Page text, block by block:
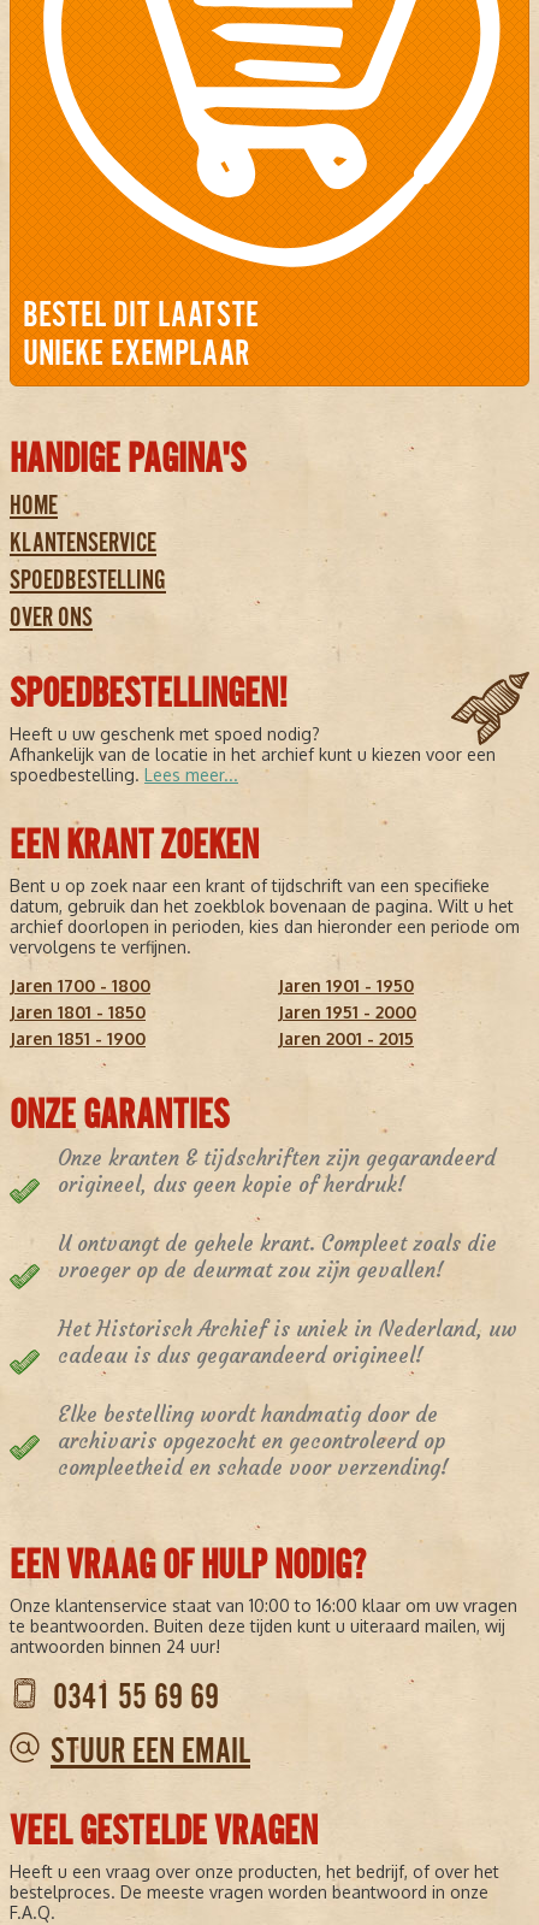
BESTEL DIT LAATSTE
UNIEKE EXEMPLAAR
HANDIGE PAGINA'S
HOME
KLANTENSERVICE
SPOEDBESTELLING
OVER ONS
SPOEDBESTELLINGEN!
Heeft u uw geschenk met spoed nodig?
Afhankelijk van de locatie in het archief kunt u kiezen voor een
spoedbestelling. Lees meer...
EEN KRANT ZOEKEN
Bent u op zoek naar een krant of tijdschrift van een specifieke
datum, gebruik dan het zoekblok bovenaan de pagina. Wilt u het
archief doorlopen in perioden, kies dan hieronder een periode om
vervolgens te verfijnen.
Jaren 1700 - 1800
Jaren 1801 - 1850
Jaren 1851 - 1900
Jaren 1901 - 1950
Jaren 1951 - 2000
Jaren 2001 - 2015
ONZE GARANTIES
Onze kranten & tijdschriften zijn gegarandeerd
origineel, dus geen kopie of herdruk!
U ontvangt de gehele krant. Compleet zoals die
vroeger op de deurmat zou zijn gevallen!
Het Historisch Archief is uniek in Nederland, uw
cadeau is dus gegarandeerd origineel!
Elke bestelling wordt handmatig door de
archivaris opgezocht en gecontroleerd op
compleetheid en schade voor verzending!
EEN VRAAG OF HULP NODIG?
Onze klantenservice staat van 10:00 to 16:00 klaar om uw vragen
te beantwoorden. Buiten deze tijden kunt u uiteraard mailen, wij
antwoorden binnen 24 uur!
0341 55 69 69
STUUR EEN EMAIL
VEEL GESTELDE VRAGEN
Heeft u een vraag over onze producten, het bedrijf, of over het
bestelproces. De meeste vragen worden beantwoord in onze
F.A.Q.